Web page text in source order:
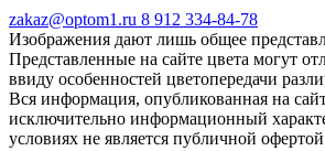
zakaz@optom1.ru 8 912 334-84-78
Изображения дают лишь общее
Представленные на сайте цвета могут
ввиду особенностей цветопередачи
Вся информация, опубликованная на
исключительно информационный
условиях не является публичной